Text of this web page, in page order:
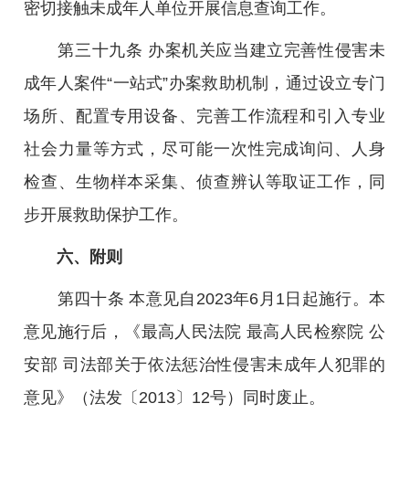
密切接触未成年人单位开展信息查询工作。
第三十九条 办案机关应当建立完善性侵害未
成年人案件“一站式”办案救助机制，通过设立专门
场所、配置专用设备、完善工作流程和引入专业
社会力量等方式，尽可能一次性完成询问、人身
检查、生物样本采集、侦查辨认等取证工作，同
步开展救助保护工作。
六、附则
第四十条 本意见自2023年6月1日起施行。本
意见施行后，《最高人民法院 最高人民检察院 公
安部 司法部关于依法惩治性侵害未成年人犯罪的
意见》（法发〔2013〕12号）同时废止。